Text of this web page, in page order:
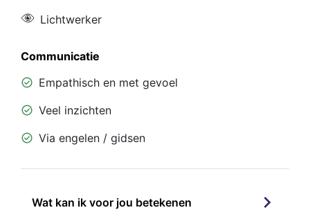
Lichtwerker
Communicatie
Empathisch en met gevoel
Veel inzichten
Via engelen / gidsen
Wat kan ik voor jou betekenen